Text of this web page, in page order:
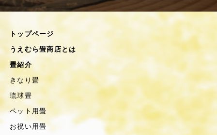
トップページ
うえむら畳商店とは
畳紹介
きなり畳
琉球畳
ペット用畳
お祝い用畳